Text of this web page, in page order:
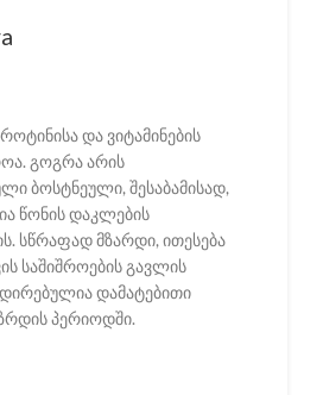
და ვიტამინების
გოგრა არის
ბოსტნეული, შესაბამისად,
წონის დაკლების
სწრაფად მზარდი, ითესება
საშიშროების გავლის
დამატებითი
პერიოდში.